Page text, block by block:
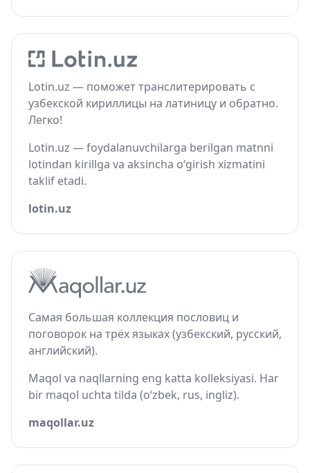
Lotin.uz — поможет транслитерировать с
узбекской кириллицы на латиницу и обратно.
Легко!
Lotin.uz — foydalanuvchilarga berilgan matnni
lotindan kirillga va aksincha o‘girish xizmatini
taklif etadi.
lotin.uz
Самая большая коллекция пословиц и
поговорок на трёх языках (узбекский, русский,
английский).
Maqol va naqllarning eng katta kolleksiyasi. Har
bir maqol uchta tilda (o‘zbek, rus, ingliz).
maqollar.uz